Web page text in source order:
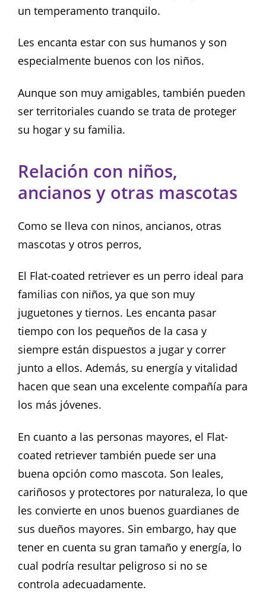
un temperamento tranquilo.
Les encanta estar con sus humanos y son
especialmente buenos con los niños.
Aunque son muy amigables, también pueden
ser territoriales cuando se trata de proteger
su hogar y su familia.
Relación con niños,
ancianos y otras mascotas
Como se lleva con ninos, ancianos, otras
mascotas y otros perros,
El Flat-coated retriever es un perro ideal para
familias con niños, ya que son muy
juguetones y tiernos. Les encanta pasar
tiempo con los pequeños de la casa y
siempre están dispuestos a jugar y correr
junto a ellos. Además, su energía y vitalidad
hacen que sean una excelente compañía para
los más jóvenes.
En cuanto a las personas mayores, el Flat-
coated retriever también puede ser una
buena opción como mascota. Son leales,
cariñosos y protectores por naturaleza, lo que
les convierte en unos buenos guardianes de
sus dueños mayores. Sin embargo, hay que
tener en cuenta su gran tamaño y energía, lo
cual podría resultar peligroso si no se
controla adecuadamente.